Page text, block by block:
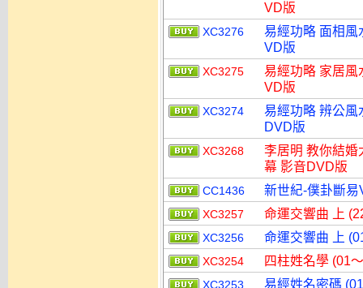
VD版
XC3276
易經功略 面相風
VD版
XC3275
易經功略 家居風
VD版
XC3274
易經功略 辨公風
DVD版
XC3268
李居明 教你結婚
幕 影音DVD版
CC1436 新世紀-僕卦斷易
XC3257 命運交響曲 上
XC3256 命運交響曲 上
XC3254 四柱姓名學 (01
XC3253 易經姓名密碼